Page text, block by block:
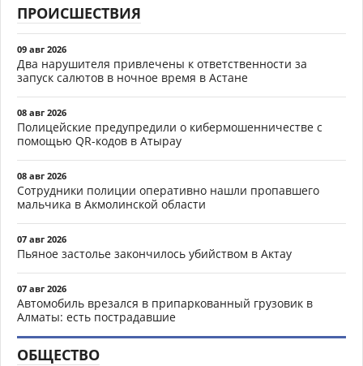
ПРОИСШЕСТВИЯ
09 авг 2026
Два нарушителя привлечены к ответственности за
запуск салютов в ночное время в Астане
08 авг 2026
Полицейские предупредили о кибермошенничестве с
помощью QR-кодов в Атырау
08 авг 2026
Сотрудники полиции оперативно нашли пропавшего
мальчика в Акмолинской области
07 авг 2026
Пьяное застолье закончилось убийством в Актау
07 авг 2026
Автомобиль врезался в припаркованный грузовик в
Алматы: есть пострадавшие
ОБЩЕСТВО